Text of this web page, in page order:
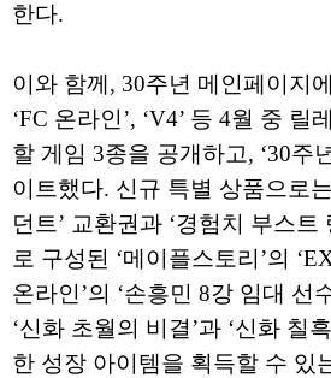
한다.
이와 함께, 30주년 메인페이지
‘FC 온라인’, ‘V4’ 등 4월 중 릴
할 게임 3종을 공개하고, ‘30주
이트했다. 신규 특별 상품으로
던트’ 교환권과 ‘경험치 부스트
로 구성된 ‘메이플스토리’의
온라인’의 ‘손흥민 8강 임대 선
‘신화 초월의 비결’과 ‘신화 칠
한 성장 아이템을 획득할 수 있